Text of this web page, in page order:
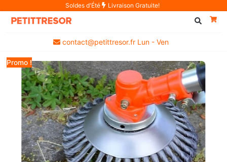
Soldes d'Été Livraison Gratuite!
contact@petittresor.fr Lun - Ven
Promo !